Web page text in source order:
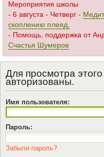
Мероприятия школы
- 6 августа - Четверг -
скоплению плеяд,
- Помощь, поддержка от
Счастья Шумеров
Для просмотра
авторизованы.
Имя пользователя:
Пароль:
Забыли пароль?